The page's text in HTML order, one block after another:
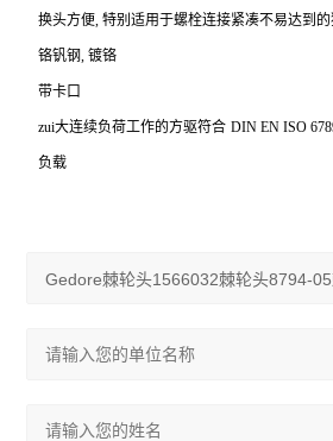
换头方便, 特别适用于螺栓连接紧凑不易达到的
铬钒钢, 镀铬
带卡口
zui大连续负荷工作的方驱符合 DIN EN ISO
负载